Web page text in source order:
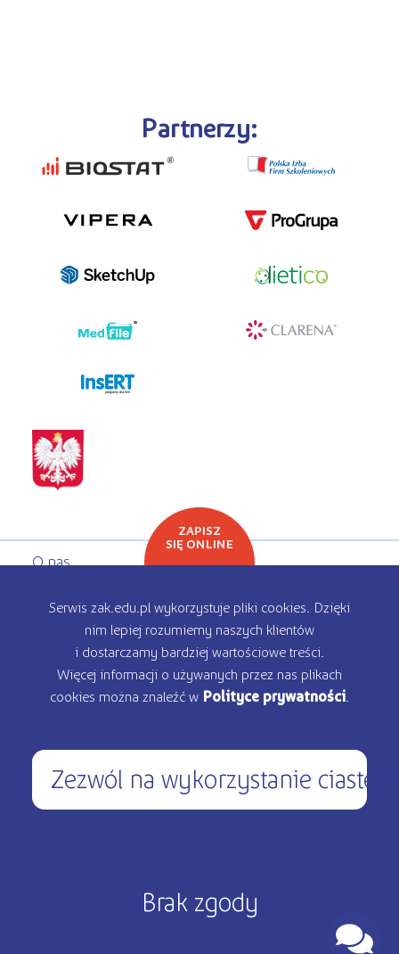
Partnerzy:
programy dla firm
O nas
Oferta edukacyjna
Rekrutacja
Kontakt
ZAPISZ
SIĘ ONLINE
Serwis zak.edu.pl wykorzystuje pliki cookies. Dzięki
nim lepiej rozumiemy naszych klientów
i dostarczamy bardziej wartościowe treści.
Więcej informacji o używanych przez nas plikach
cookies można znaleźć w Polityce prywatności
Zezwól na wykorzystanie
Brak zgody